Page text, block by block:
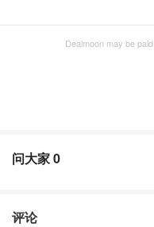
Dealmoon may be
问大家0
评论